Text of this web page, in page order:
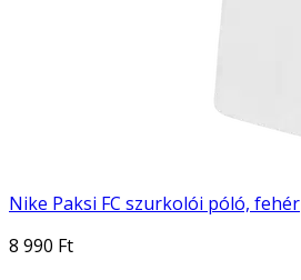
Nike Paksi FC szurkolói póló, fehér
8 990 Ft